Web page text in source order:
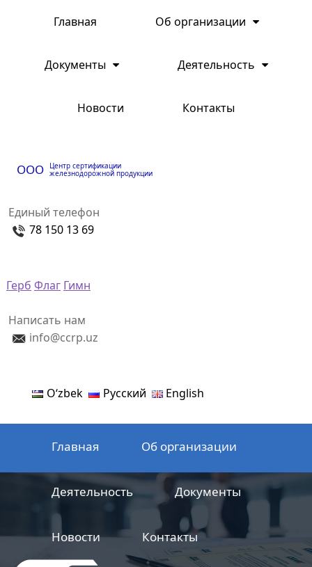
Главная Об организации
Документы Деятельность
Новости Контакты
ООО Центр сертификации
железнодорожной продукции
Единый телефон
78 150 13 69
Герб Флаг Гимн
Написать нам
info@ccrp.uz
Oʻzbek Русский English
Главная Об организации
Деятельность Документы
Новости Контакты